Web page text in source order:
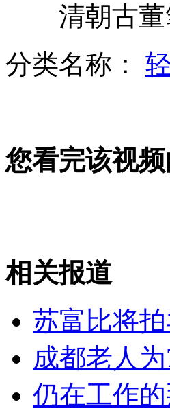
女孩北京地铁殴打老人 痛下
清朝古董
分类名称：
您看完该视
相关报道
苏富比将
成都老人
仍在工作